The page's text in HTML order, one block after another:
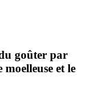
goûter par
et le